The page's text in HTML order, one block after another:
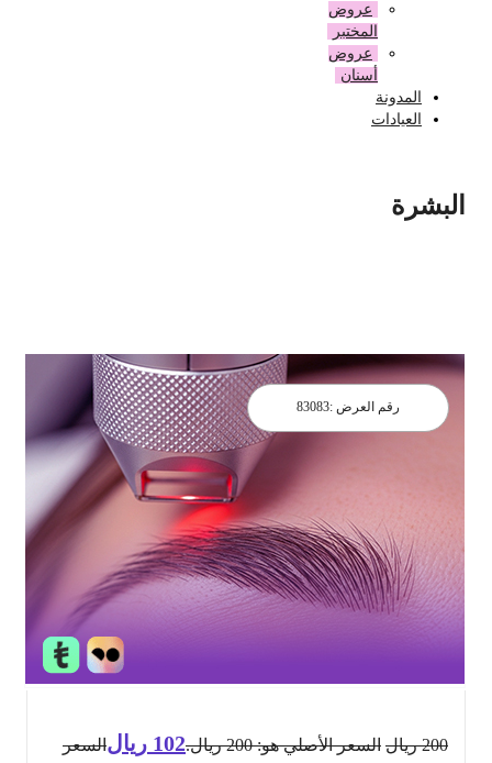
عروض
المختبر
عروض
أسنان
المدونة
العيادات
البشرة
رقم العرض : 83083
ريال السعر الأصلي هو: 200 ريال. 102 ريالالسعر